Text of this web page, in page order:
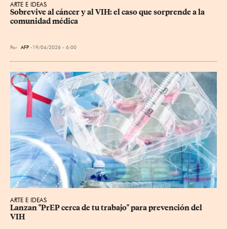
ARTE E IDEAS
Sobrevive al cáncer y al VIH: el caso que sorprende a la
comunidad médica
Por AFP 19/04/2026 - 6:00
ARTE E IDEAS
Lanzan "PrEP cerca de tu trabajo" para prevención del
VIH